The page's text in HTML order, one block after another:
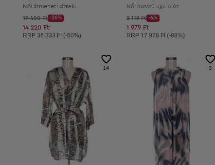
Női átmeneti dzseki
Kezdő ár:
19 450 Ft
Discount Price:
-26%
Csökkentett ár:
14 220 Ft
Ajánlott ár:
RRP 36 333 Ft (-60%)
Női hosszú ujjú blúz
Kezdő ár:
2 119 Ft
Discount Price:
-6%
Csökkentett ár:
1 979 Ft
Ajánlott ár:
RRP 17 978 Ft (-88%)
14 3